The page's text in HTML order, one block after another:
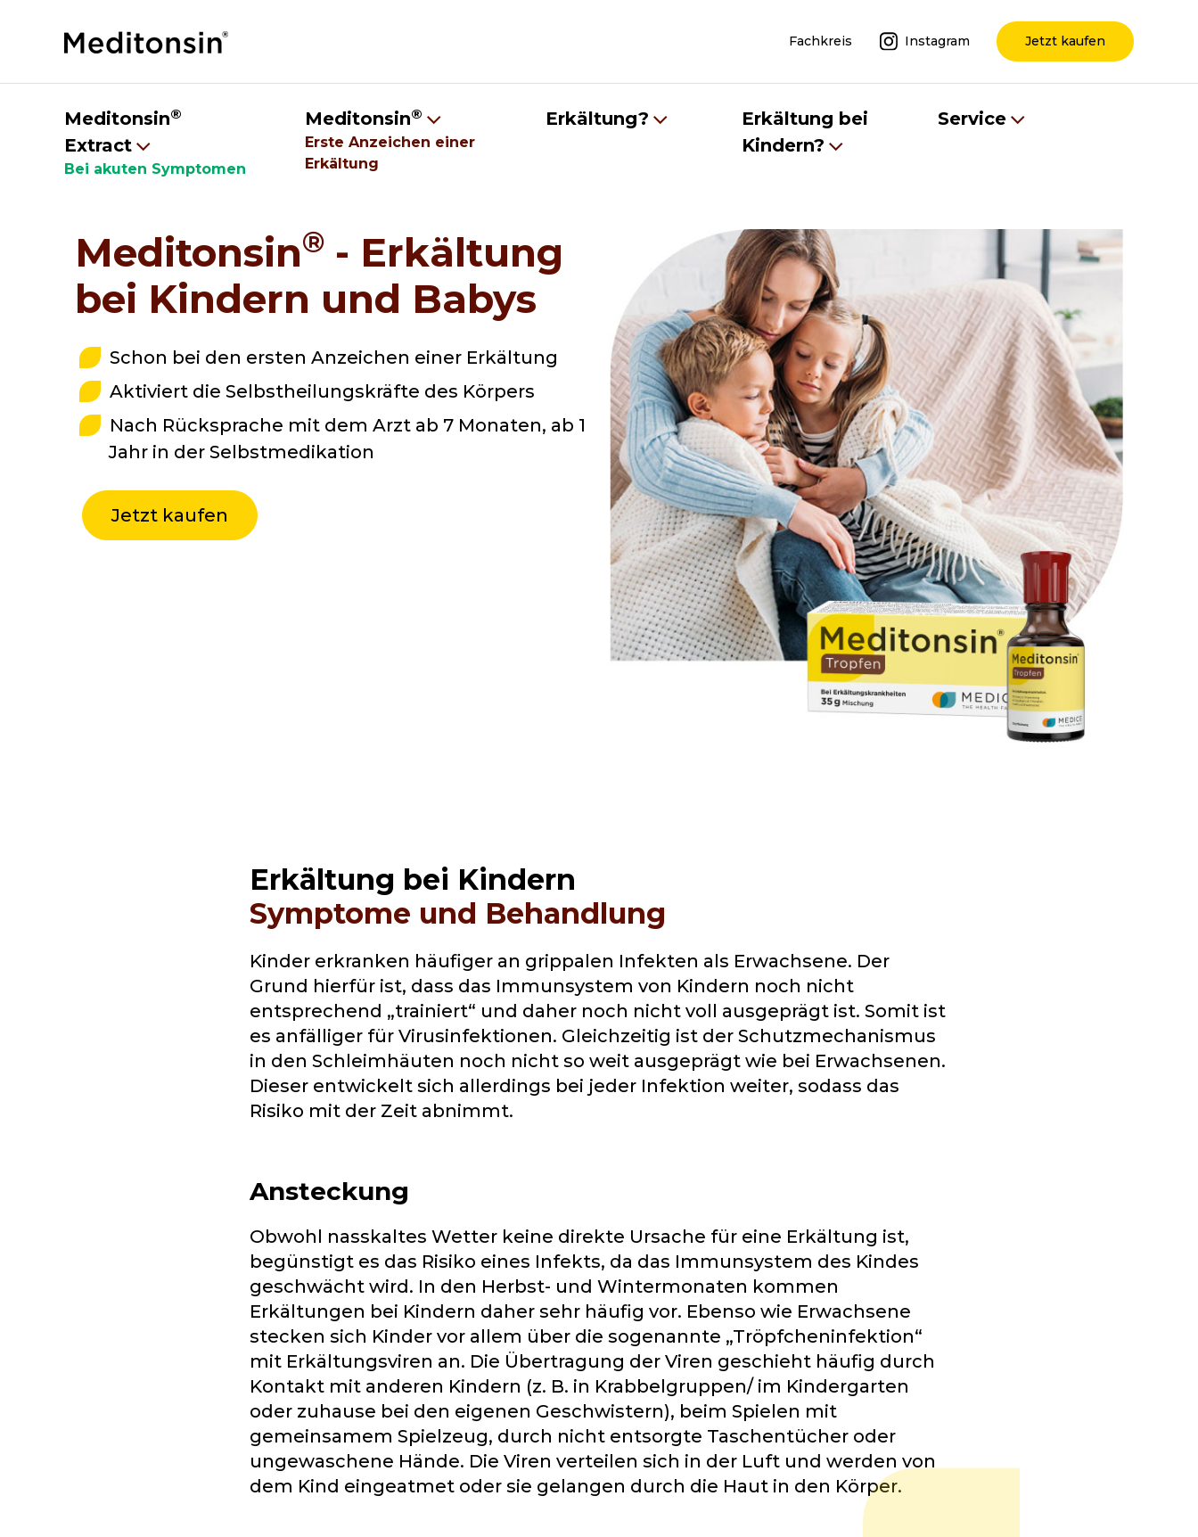
Fachkreis Instagram Jetzt kaufen
Meditonsin®
Extract
Bei akuten Symptomen
Meditonsin®
Erste Anzeichen einer
Erkältung
Erkältung?
Erkältung bei
Kindern?
Service
Meditonsin® - Erkältung
bei Kindern und Babys
Schon bei den ersten Anzeichen einer Erkältung
Aktiviert die Selbstheilungskräfte des Körpers
Nach Rücksprache mit dem Arzt ab 7 Monaten, ab 1
Jahr in der Selbstmedikation
Jetzt kaufen
Erkältung bei Kindern
Symptome und Behandlung
Kinder erkranken häufiger an grippalen Infekten als Erwachsene. Der
Grund hierfür ist, dass das Immunsystem von Kindern noch nicht
entsprechend „trainiert“ und daher noch nicht voll ausgeprägt ist. Somit ist
es anfälliger für Virusinfektionen. Gleichzeitig ist der Schutzmechanismus
in den Schleimhäuten noch nicht so weit ausgeprägt wie bei Erwachsenen.
Dieser entwickelt sich allerdings bei jeder Infektion weiter, sodass das
Risiko mit der Zeit abnimmt.
Ansteckung
Obwohl nasskaltes Wetter keine direkte Ursache für eine Erkältung ist,
begünstigt es das Risiko eines Infekts, da das Immunsystem des Kindes
geschwächt wird. In den Herbst- und Wintermonaten kommen
Erkältungen bei Kindern daher sehr häufig vor. Ebenso wie Erwachsene
stecken sich Kinder vor allem über die sogenannte „Tröpfcheninfektion“
mit Erkältungsviren an. Die Übertragung der Viren geschieht häufig durch
Kontakt mit anderen Kindern (z. B. in Krabbelgruppen/ im Kindergarten
oder zuhause bei den eigenen Geschwistern), beim Spielen mit
gemeinsamem Spielzeug, durch nicht entsorgte Taschentücher oder
ungewaschene Hände. Die Viren verteilen sich in der Luft und werden von
dem Kind eingeatmet oder sie gelangen durch die Haut in den Körper.